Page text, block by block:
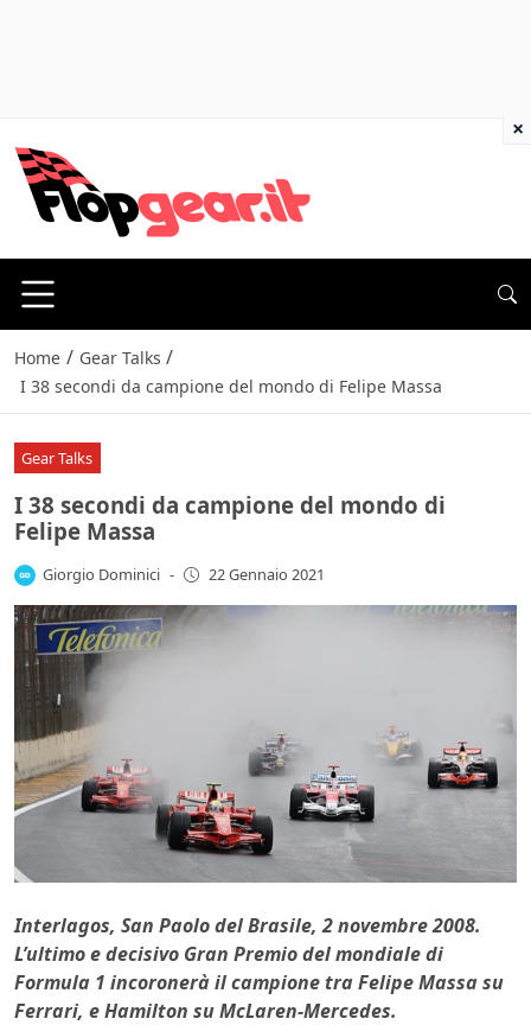
Home / Gear Talks /
I 38 secondi da campione del mondo di Felipe Massa
Gear Talks
I 38 secondi da campione del mondo di
Felipe Massa
Giorgio Dominici - 22 Gennaio 2021
Interlagos, San Paolo del Brasile, 2 novembre 2008.
L’ultimo e decisivo Gran Premio del mondiale di
Formula 1 incoronerà il campione tra Felipe Massa su
Ferrari, e Hamilton su McLaren-Mercedes.
×